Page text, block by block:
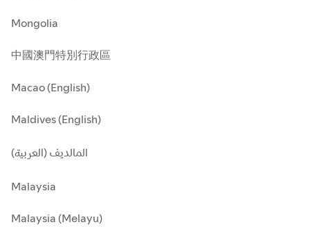
Mongolia
中國澳門特別行政區
Macao (English)
Maldives (English)
المالديف (العربية)
Malaysia
Malaysia (Melayu)